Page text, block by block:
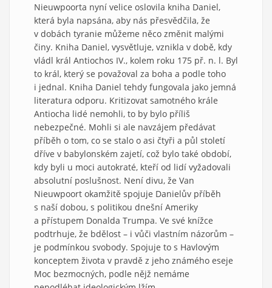
Nieuwpoorta nyní velice oslovila kniha Daniel,
která byla napsána, aby nás přesvědčila, že
v dobách tyranie můžeme něco změnit malými
činy. Kniha Daniel, vysvětluje, vznikla v době, kdy
vládl král Antiochos IV., kolem roku 175 př. n. l. Byl
to král, který se považoval za boha a podle toho
i jednal. Kniha Daniel tehdy fungovala jako jemná
literatura odporu. Kritizovat samotného krále
Antiocha lidé nemohli, to by bylo příliš
nebezpečné. Mohli si ale navzájem předávat
příběh o tom, co se stalo o asi čtyři a půl století
dříve v babylonském zajetí, což bylo také období,
kdy byli u moci autokraté, kteří od lidí vyžadovali
absolutní poslušnost. Není divu, že Van
Nieuwpoort okamžitě spojuje Danielův příběh
s naší dobou, s politikou dnešní Ameriky
a přístupem Donalda Trumpa. Ve své knížce
podtrhuje, že bdělost – i vůči vlastním názorům –
je podmínkou svobody. Spojuje to s Havlovým
konceptem života v pravdě z jeho známého eseje
Moc bezmocných, podle nějž nemáme